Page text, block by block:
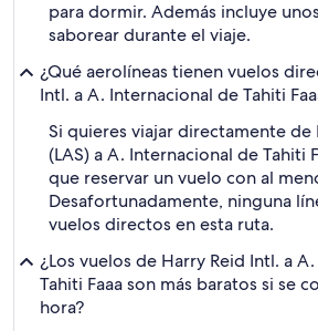
para dormir. Además incluye
saborear durante el viaje.
¿Qué aerolíneas tienen vuelos
Intl. a A. Internacional de Tahiti
Si quieres viajar directamente de
(LAS) a A. Internacional de Tahiti
que reservar un vuelo con al
Desafortunadamente, ninguna
vuelos directos en esta ruta.
¿Los vuelos de Harry Reid Intl. a
Tahiti Faaa son más baratos si se
hora?